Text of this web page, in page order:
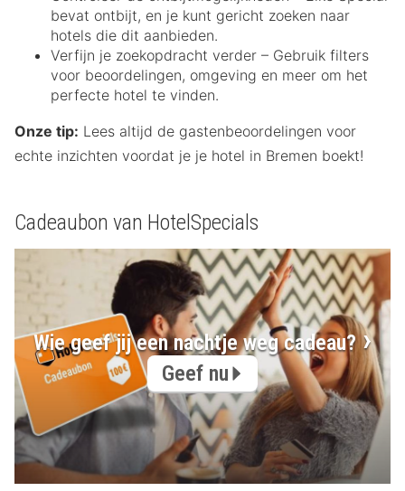
bevat ontbijt, en je kunt gericht zoeken naar
hotels die dit aanbieden.
Verfijn je zoekopdracht verder – Gebruik filters
voor beoordelingen, omgeving en meer om het
perfecte hotel te vinden.
Onze tip: Lees altijd de gastenbeoordelingen voor
echte inzichten voordat je je hotel in Bremen boekt!
Cadeaubon van HotelSpecials
Wie geef jij een nachtje weg cadeau?
Geef nu